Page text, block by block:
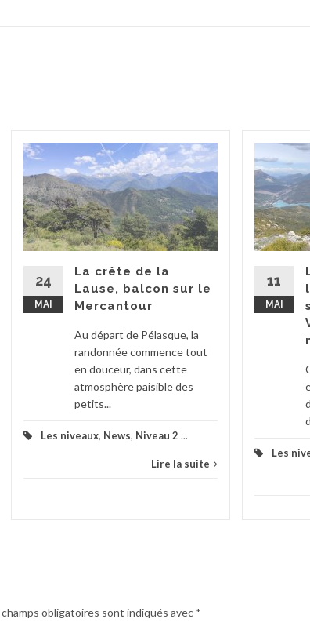
24
MAI
La crête de la
Lause, balcon sur le
Mercantour
Au départ de Pélasque, la
randonnée commence tout
en douceur, dans cette
atmosphère paisible des
petits...
Les niveaux, News, Niveau 2 ...
Lire la suite
11
MAI
Les
champs obligatoires sont indiqués avec *